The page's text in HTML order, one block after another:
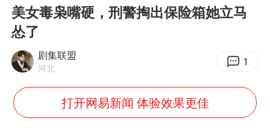
中方回应是否在太平洋海底开采稀土
法国将禁止“未经同意的电话营销”
宇树科技 打新
美女毒枭嘴硬，刑警掏出保险箱她立马
怂了
剧集联盟
河北 1
打开网易新闻 体验效果更佳